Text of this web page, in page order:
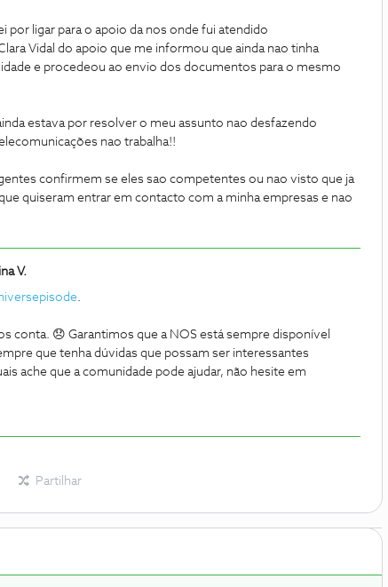
ligar para o apoio da nos onde fui atendido
Vidal do apoio que me informou que ainda nao tinha
e procedeou ao envio dos documentos para o mesmo
estava por resolver o meu assunto nao desfazendo
nao trabalha!!
confirmem se eles sao competentes ou nao visto que ja
quiseram entrar em contacto com a minha empresas e nao
V.
.
conta. 😞 Garantimos que a NOS está sempre disponível
que tenha dúvidas que possam ser interessantes
ache que a comunidade pode ajudar, não hesite em
Partilhar